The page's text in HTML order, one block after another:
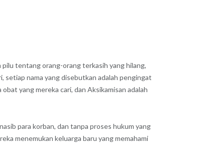
pilu tentang orang-orang terkasih yang hilang,
setiap nama yang disebutkan adalah pengingat
yang mereka cari, dan Aksikamisan adalah
para korban, dan tanpa proses hukum yang
menemukan keluarga baru yang memahami